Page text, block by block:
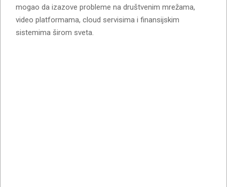
mogao da izazove probleme na društvenim mrežama,
video platformama, cloud servisima i finansijskim
sistemima širom sveta.